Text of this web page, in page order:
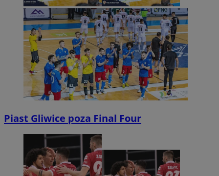
Piast Gliwice poza Final Four